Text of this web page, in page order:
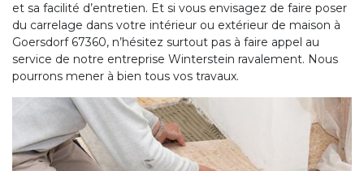
et sa facilité d’entretien. Et si vous envisagez de faire poser
du carrelage dans votre intérieur ou extérieur de maison à
Goersdorf 67360, n’hésitez surtout pas à faire appel au
service de notre entreprise Winterstein ravalement. Nous
pourrons mener à bien tous vos travaux.